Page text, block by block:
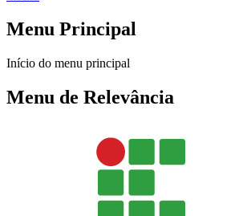
Menu Principal
Início do menu principal
Menu de Relevância